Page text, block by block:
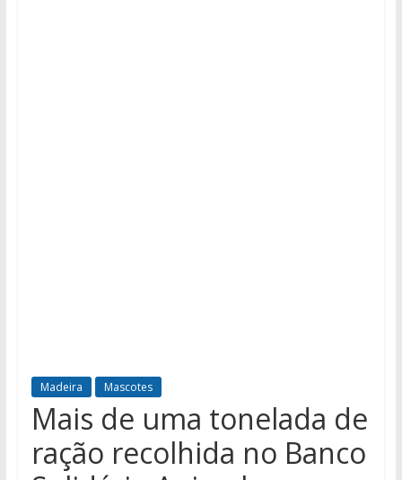
Madeira Mascotes
Mais de uma tonelada de
ração recolhida no Banco